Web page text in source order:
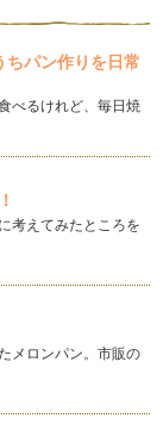
事を読ま…
みよう！
細ければ短命
中・脚編)
ンススタイリ
・お腹編)
事はタ…
)
学を迎えるお
パン作りを日常
べるけれど、毎日焼
考えてみたところを
メロンパン。市販の